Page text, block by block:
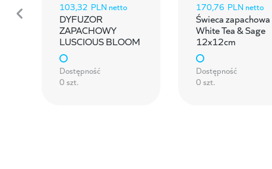
103,32 PLN netto
DYFUZOR
ZAPACHOWY
LUSCIOUS BLOOM
Dostępność
0 szt.
170,76 PLN netto
Świeca zapachowa
White Tea & Sage
12x12cm
Dostępność
0 szt.